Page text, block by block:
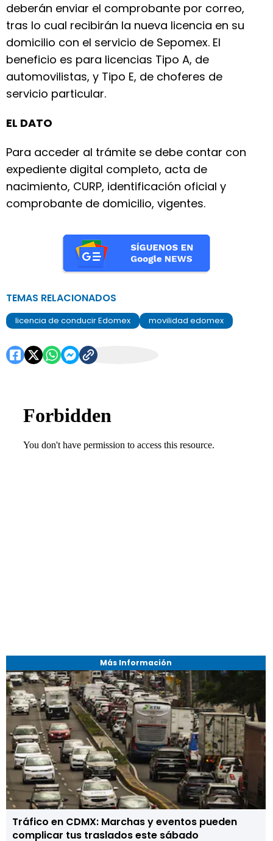
Más Información
Tráfico en CDMX: Marchas y eventos pueden
complicar tus traslados este sábado
deberán enviar el comprobante por correo,
tras lo cual recibirán la nueva licencia en su
domicilio con el servicio de Sepomex. El
beneficio es para licencias Tipo A, de
automovilistas, y Tipo E, de choferes de
servicio particular.
EL DATO
Para acceder al trámite se debe contar con
expediente digital completo, acta de
nacimiento, CURP, identificación oficial y
comprobante de domicilio, vigentes.
TEMAS RELACIONADOS
licencia de conducir Edomex movilidad edomex